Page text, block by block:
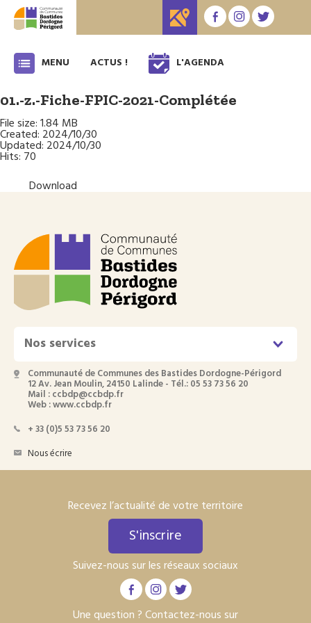
MENU ACTUS ! L'AGENDA
01.-z.-Fiche-FPIC-2021-Complétée
File size: 1.84 MB
Created: 2024/10/30
Updated: 2024/10/30
Hits: 70
Download
Nos services
Communauté de Communes des Bastides Dordogne-Périgord
12 Av. Jean Moulin, 24150 Lalinde - Tél.: 05 53 73 56 20
Mail : ccbdp@ccbdp.fr
Web : www.ccbdp.fr
+ 33 (0)5 53 73 56 20
Nous écrire
Recevez l’actualité de votre territoire
S'inscrire
Suivez-nous sur les réseaux sociaux
Une question ? Contactez-nous sur